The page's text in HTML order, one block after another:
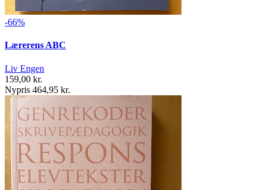
-66%
Lærerens ABC
Liv Engen
159,00 kr.
Nypris 464,95 kr.